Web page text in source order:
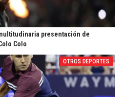
presentación de
Colo
OTROS DEPORTES